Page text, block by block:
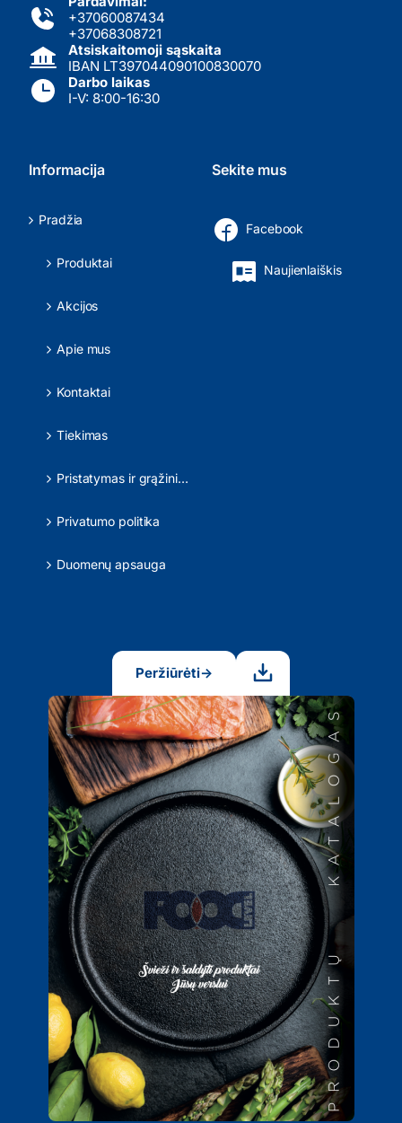
+37060087434
+37068308721
Atsiskaitomoji sąskaita
IBAN LT397044090100830070
Darbo laikas
I-V: 8:00-16:30
Informacija
Pradžia
Produktai
Akcijos
Apie mus
Kontaktai
Tiekimas
Pristatymas ir grąžinimas
Privatumo politika
Duomenų apsauga
Sekite mus
Facebook
Naujienlaiškis
Peržiūrėti→